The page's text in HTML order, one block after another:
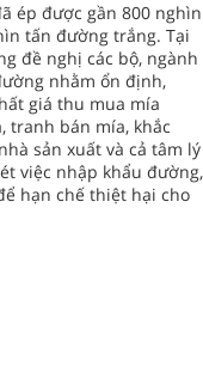
ép được gần 800 nghìn
tấn đường trắng. Tại
đề nghị các bộ, ngành
nhằm ổn định,
giá thu mua mía
tranh bán mía, khắc
sản xuất và cả tâm lý
việc nhập khẩu đường,
hạn chế thiệt hại cho